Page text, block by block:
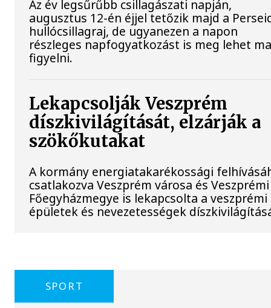
Az év legsűrűbb csillagászati napján,
augusztus 12-én éjjel tetőzik majd a
hullócsillagraj, de ugyanezen a napon
részleges napfogyatkozást is meg lehet
figyelni.
Lekapcsolják Veszprém
díszkivilágítását, elzárják a
szökőkutakat
A kormány energiatakarékossági
csatlakozva Veszprém városa és Veszprémi
Főegyházmegye is lekapcsolta a veszprémi
épületek és nevezetességek
SPORT